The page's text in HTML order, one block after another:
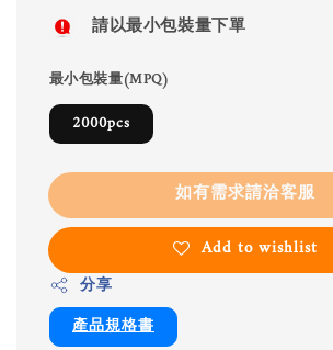
請以最小包裝量下單
最小包裝量(MPQ)
2000pcs
如有需求請洽客服
Add to wishlist
分享
產品規格書